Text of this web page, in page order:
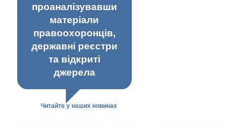
проаналізувавши
матеріали
правоохоронців,
державні реєстри
та відкриті
джерела
Читайте у наших новинах